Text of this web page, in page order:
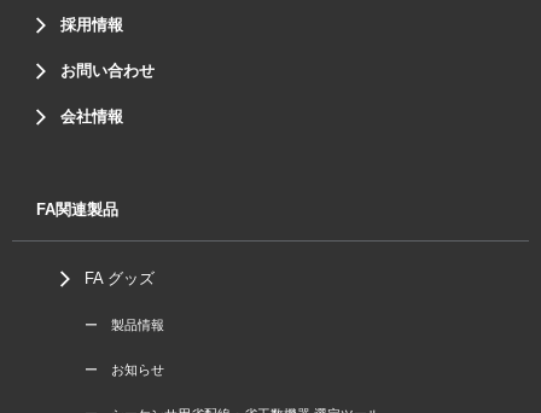
採用情報
お問い合わせ
会社情報
FA関連製品
FA グッズ
ー 製品情報
ー お知らせ